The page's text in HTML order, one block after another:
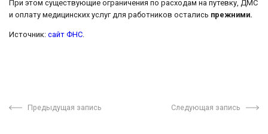
При этом существующие ограничения по расходам на путевку, ДМС
и оплату медицинских услуг для работников остались прежними.
Источник: сайт ФНС
Предыдущая запись Следующая запись